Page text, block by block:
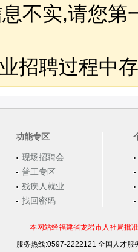
不实,请您第
招聘过程中
功能专区
现场招聘会
普工专区
残疾人就业
找回密码
本网站经福建省龙岩市人社局批
服务热线:0597-2222121 全国人才